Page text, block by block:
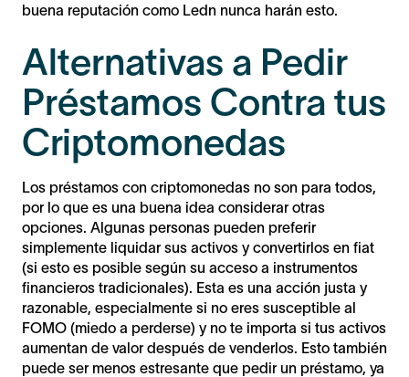
buena reputación como Ledn nunca harán esto.
Alternativas a Pedir
Préstamos Contra tus
Criptomonedas
Los préstamos con criptomonedas no son para todos,
por lo que es una buena idea considerar otras
opciones. Algunas personas pueden preferir
simplemente liquidar sus activos y convertirlos en fiat
(si esto es posible según su acceso a instrumentos
financieros tradicionales). Esta es una acción justa y
razonable, especialmente si no eres susceptible al
FOMO (miedo a perderse) y no te importa si tus activos
aumentan de valor después de venderlos. Esto también
puede ser menos estresante que pedir un préstamo, ya